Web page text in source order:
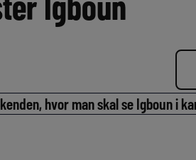
hvor man skal se Igboun i